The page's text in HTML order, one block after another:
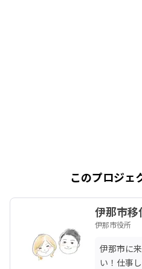
このプロジェ
伊那市移
伊那市役所
伊那市に
い！仕事